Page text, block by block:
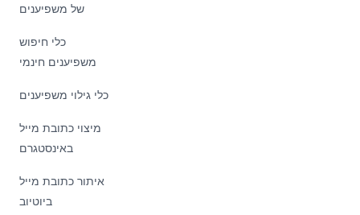
של משפיענים
כלי חיפוש
משפיענים חינמי
כלי גילוי משפיענים
מיצוי כתובת מייל
באינסטגרם
איתור כתובת מייל
ביוטיוב